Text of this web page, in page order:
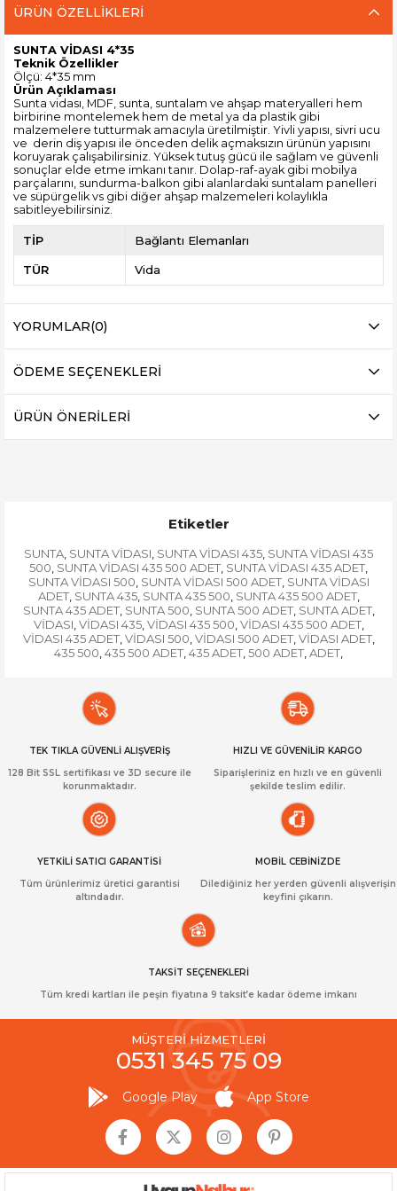
ÜRÜN ÖZELLIKLERI
SUNTA VİDASI 4*35
Teknik Özellikler
Ölçü: 4*35 mm
Ürün Açıklaması
Sunta vidası, MDF, sunta, suntalam ve ahşap materyalleri hem
birbirine montelemek hem de metal ya da plastik gibi
malzemelere tutturmak amacıyla üretilmiştir. Yivli yapısı, sivri ucu
ve derin diş yapısı ile önceden delik açmaksızın ürünün yapısını
koruyarak çalışabilirsiniz. Yüksek tutuş gücü ile sağlam ve güvenli
sonuçlar elde etme imkanı tanır. Dolap-raf-ayak gibi mobilya
parçalarını, sundurma-balkon gibi alanlardaki suntalam panelleri
ve süpürgelik vs gibi diğer ahşap malzemeleri kolaylıkla
sabitleyebilirsiniz.
TİP Bağlantı Elemanları
TÜR Vida
YORUMLAR(0)
ÖDEME SEÇENEKLERI
ÜRÜN ÖNERILERI
Etiketler
SUNTA, SUNTA VİDASI, SUNTA VİDASI 435, SUNTA VİDASI 435
500, SUNTA VİDASI 435 500 ADET, SUNTA VİDASI 435 ADET,
SUNTA VİDASI 500, SUNTA VİDASI 500 ADET, SUNTA VİDASI
ADET, SUNTA 435, SUNTA 435 500, SUNTA 435 500 ADET,
SUNTA 435 ADET, SUNTA 500, SUNTA 500 ADET, SUNTA ADET,
VİDASI, VİDASI 435, VİDASI 435 500, VİDASI 435 500 ADET,
VİDASI 435 ADET, VİDASI 500, VİDASI 500 ADET, VİDASI ADET,
435 500, 435 500 ADET, 435 ADET, 500 ADET, ADET,
TEK TIKLA GÜVENLİ ALIŞVERİŞ
128 Bit SSL sertifikası ve 3D secure ile
korunmaktadır.
HIZLI VE GÜVENİLİR KARGO
Siparişleriniz en hızlı ve en güvenli
şekilde teslim edilir.
YETKİLİ SATICI GARANTİSİ
Tüm ürünlerimiz üretici garantisi
altındadır.
MOBİL CEBİNİZDE
Dilediğiniz her yerden güvenli alışverişin
keyfini çıkarın.
TAKSİT SEÇENEKLERİ
Tüm kredi kartları ile peşin fiyatına 9 taksit’e kadar ödeme imkanı
MÜŞTERİ HİZMETLERİ
0531 345 75 09
Google Play App Store